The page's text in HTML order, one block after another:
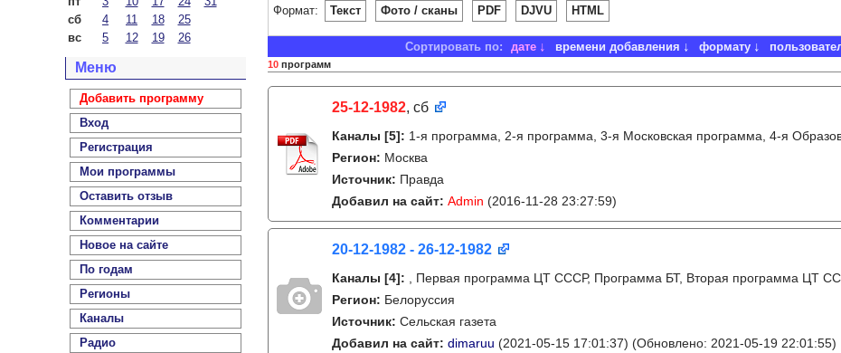
сб
4 11 18
25
вс
5 12 19 26
Меню
Добавить программу
Вход
Регистрация
Мои программы
Оставить отзыв
Комментарии
Новое на сайте
По годам
Регионы
Каналы
Радио
Формат: Текст Фото / сканы PDF DJVU HTML
Сортировать по: дате времени добавления формату
10 программ
25-12-1982, сб
Каналы [5]: 1-я программа, 2-я программа, 3-я Московская программа, 4-я
Регион: Москва
Источник: Правда
Добавил на сайт: Admin (2016-11-28 23:27:59)
20-12-1982 - 26-12-1982
Каналы [4]:
, Первая программа ЦТ СССР, Программа БТ, Вторая программа ЦТ
Регион: Белоруссия
Источник: Сельская газета
Добавил на сайт: dimaruu (2021-05-15 17:01:37) (Обновлено: 2021-05-19 22:01:55)